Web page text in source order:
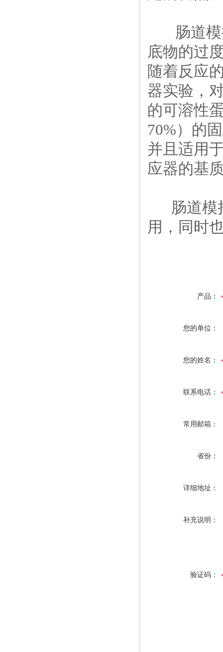
肠道模
底物的过
随着反应
器实验，
的可溶性
70%）的
并且适用
应器的基
肠道模
用，同时
产品：
您的单位：
您的姓名：
联系电话：
常用邮箱：
省份：
详细地址：
补充说明：
验证码：